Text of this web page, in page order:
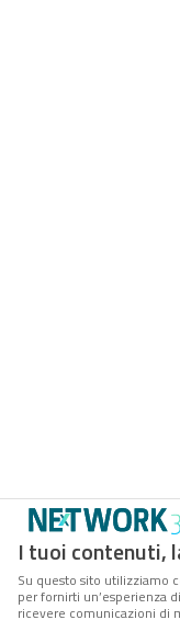
I tuoi contenuti,
Su questo sito utilizziamo
per fornirti un’esperienza
ricevere comunicazioni di